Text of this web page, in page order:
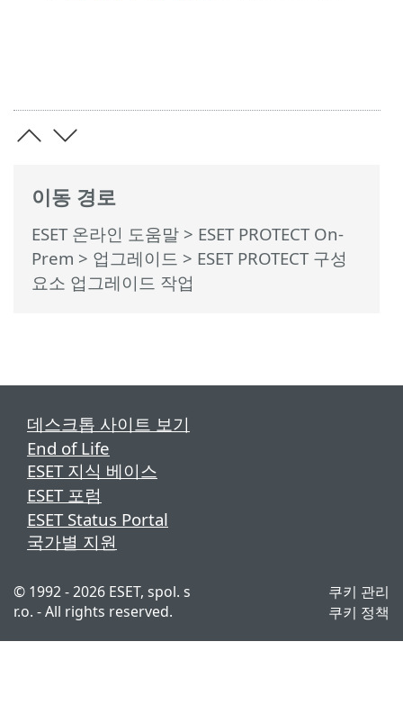
이동 경로
ESET 온라인 도움말 > ESET PROTECT On-
Prem > 업그레이드 > ESET PROTECT 구성
요소 업그레이드 작업
데스크톱 사이트 보기
End of Life
ESET 지식 베이스
ESET 포럼
ESET Status Portal
국가별 지원
© 1992 - 2026 ESET, spol. s
r.o. - All rights reserved.
쿠키 관리
쿠키 정책